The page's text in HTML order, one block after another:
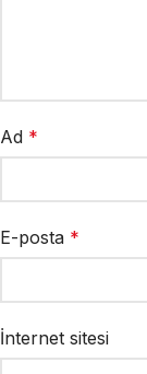
Ad *
E-posta *
İnternet sitesi